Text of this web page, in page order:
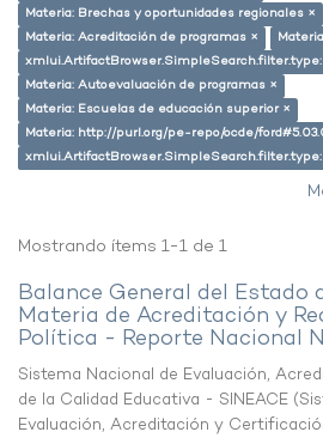
Materia: Brechas y oportunidades regionales ×
Materia: Acreditación de programas ×
Materia: Autoevaluación de programas ×
Materia: Escuelas de educación superior ×
Materia: http://purl.org/pe-repo/ocde/
Mostrando ítems 1-1 de 1
Balance General del Estado
Materia de Acreditación y
Política - Reporte Nacional
Sistema Nacional de Evaluación,
de la Calidad Educativa - SINEACE (
Evaluación, Acreditación y